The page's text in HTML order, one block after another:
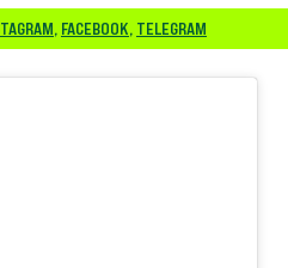
, FACEBOOK, TELEGRAM